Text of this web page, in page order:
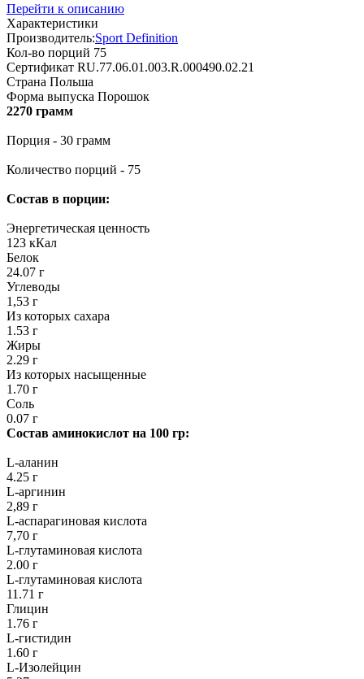
Перейти к описанию
Характеристики
Производитель:Sport Definition
Кол-во порций 75
Сертификат RU.77.06.01.003.R.000490.02.21
Страна Польша
Форма выпуска Порошок
2270 грамм
Порция - 30 грамм
Количество порций - 75
Состав в порции:
Энергетическая ценность
123 кКал
Белок
24.07 г
Углеводы
1,53 г
Из которых сахара
1.53 г
Жиры
2.29 г
Из которых насыщенные
1.70 г
Соль
0.07 г
Состав аминокислот на 100 гр:
L-аланин
4.25 г
L-аргинин
2,89 г
L-аспарагиновая кислота
7,70 г
L-глутаминовая кислота
2.00 г
L-глутаминовая кислота
11.71 г
Глицин
1.76 г
L-гистидин
1.60 г
L-Изолейцин